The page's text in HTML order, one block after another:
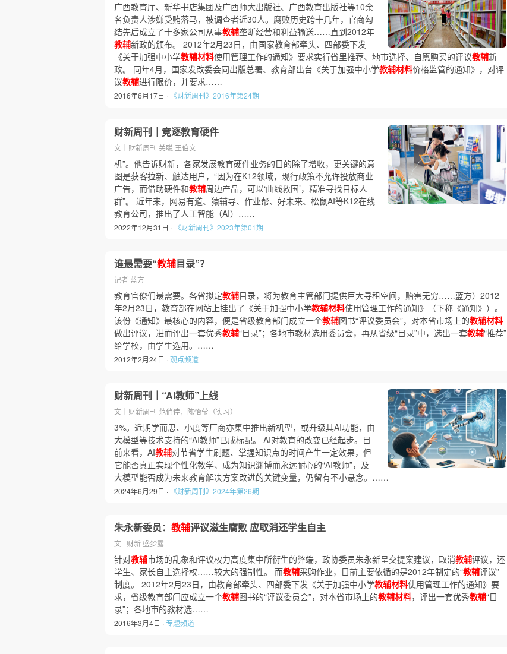
广西教育厅、新华书店集团及广西师大出版社、广西教育出版社等10余
名负责人涉嫌受贿落马，被调查者近30人。腐败历史跨十几年，官商勾
结先后成立了十多家公司从事教辅垄断经营和利益输送……直到2012年
教辅新政的颁布。 2012年2月23日，由国家教育部牵头、四部委下发
《关于加强中小学教辅材料使用管理工作的通知》要求实行省里推荐、地市选择、自愿购买的评议教辅新
政。 同年4月，国家发改委会同出版总署、教育部出台《关于加强中小学教辅材料价格监管的通知》，对评
议教辅进行限价，并要求……
2016年6月17日 · 《财新周刊》2016年第24期
财新周刊｜竞逐教育硬件
文｜财新周刊 关聪 王伯文
机”。他告诉财新，各家发展教育硬件业务的目的除了增收，更关键的意
图是获客拉新、触达用户，“因为在K12领域，现行政策不允许投放商业
广告，而借助硬件和教辅周边产品，可以‘曲线救国’，精准寻找目标人
群”。 近年来，网易有道、猿辅导、作业帮、好未来、松鼠AI等K12在线
教育公司，推出了人工智能（AI）……
2022年12月31日 · 《财新周刊》2023年第01期
谁最需要“教辅目录”？
记者 蓝方
教育官僚们最需要。各省拟定教辅目录，将为教育主管部门提供巨大寻租空间，贻害无穷……蓝方）2012
年2月23日，教育部在网站上挂出了《关于加强中小学教辅材料使用管理工作的通知》（下称《通知》）。
该份《通知》最核心的内容，便是省级教育部门成立一个教辅图书“评议委员会”，对本省市场上的教辅材料
做出评议，进而评出一套优秀教辅“目录”；各地市教材选用委员会，再从省级“目录”中，选出一套教辅“推荐”
给学校，由学生选用。……
2012年2月24日 ·观点频道
财新周刊｜“AI教师”上线
文｜财新周刊 范俏佳，陈怡莹（实习）
3%。近期学而思、小度等厂商亦集中推出新机型，或升级其AI功能，由
大模型等技术支持的“AI教师”已成标配。 AI对教育的改变已经起步。目
前来看，AI教辅对节省学生刷题、掌握知识点的时间产生一定效果，但
它能否真正实现个性化教学、成为知识渊博而永远耐心的“AI教师”，及
大模型能否成为未来教育解决方案改进的关键变量，仍留有不小悬念。……
2024年6月29日 · 《财新周刊》2024年第26期
朱永新委员： 教辅评议滋生腐败 应取消还学生自主
文 | 财新 盛梦露
针对教辅市场的乱象和评议权力高度集中所衍生的弊端，政协委员朱永新呈交提案建议，取消教辅评议，还
学生、家长自主选择权……较大的强制性。 而教辅采购作业，目前主要依循的是2012年制定的“教辅评议”
制度。 2012年2月23日，由教育部牵头、四部委下发《关于加强中小学教辅材料使用管理工作的通知》要
求，省级教育部门应成立一个教辅图书的“评议委员会”，对本省市场上的教辅材料，评出一套优秀教辅“目
录”；各地市的教材选……
2016年3月4日 ·专题频道